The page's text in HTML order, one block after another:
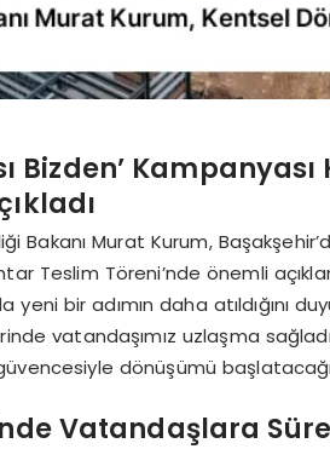
Bizden’
Bakanı Murat Kurum,
Teslim Töreni’nde önemli
yeni bir adımın daha atıldığını
vatandaşımız uzlaşma
dönüşümü
Vatandaşlara